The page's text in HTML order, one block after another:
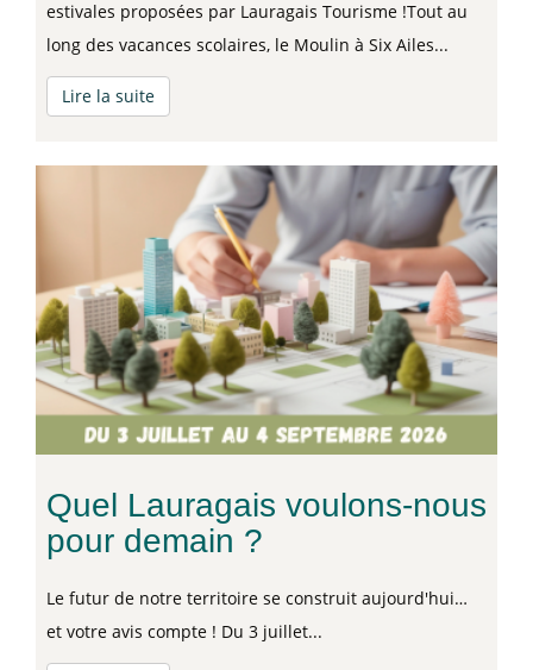
estivales proposées par Lauragais Tourisme !Tout au
long des vacances scolaires, le Moulin à Six Ailes...
Lire la suite
Quel Lauragais voulons-nous
pour demain ?
Le futur de notre territoire se construit aujourd'hui…
et votre avis compte ! Du 3 juillet...